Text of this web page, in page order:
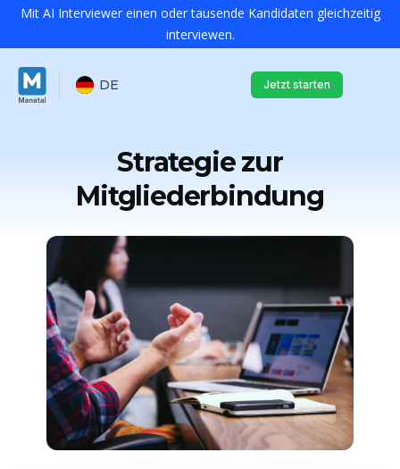
Mit AI Interviewer einen oder tausende Kandidaten gleichzeitig
interviewen.
DE Jetzt starten
Strategie zur
Mitgliederbindung